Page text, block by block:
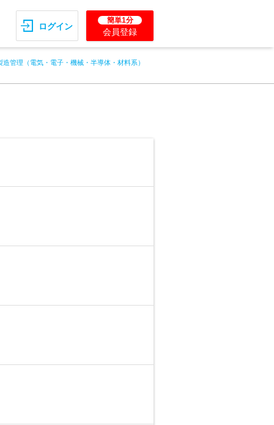
ログイン
簡単1分
会員登録
造管理（電気・電子・機械・半導体・材料系）